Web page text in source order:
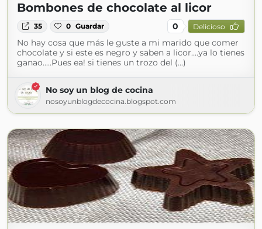
Bombones de chocolate al licor
35 0 Guardar 0 Delicioso
No hay cosa que más le guste a mi marido que comer
chocolate y si este es negro y saben a licor....ya lo tienes
ganao.....Pues ea! si tienes un trozo del (...)
No soy un blog de cocina
nosoyunblogdecocina.blogspot.com